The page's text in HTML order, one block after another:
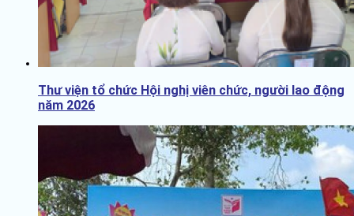
Thư viện tổ chức Hội nghị viên chức, người lao động
năm 2026